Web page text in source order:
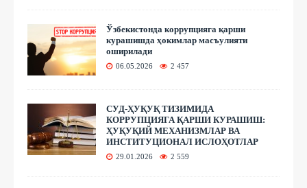
Ўзбекистонда коррупцияга қарши
курашишда ҳокимлар масъулияти
оширилади
06.05.2026 2 457
СУД-ҲУҚУҚ ТИЗИМИДА
КОРРУПЦИЯГА ҚАРШИ КУРАШИШ:
ҲУҚУҚИЙ МЕХАНИЗМЛАР ВА
ИНСТИТУЦИОНАЛ ИСЛОҲОТЛАР
29.01.2026 2 559